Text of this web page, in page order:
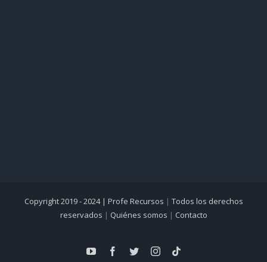
Copyright 2019 - 2024 | Profe Recursos | Todos los derechos
reservados | Quiénes somos | Contacto
YouTubeFacebook
TwitterInstagram
Tiktok